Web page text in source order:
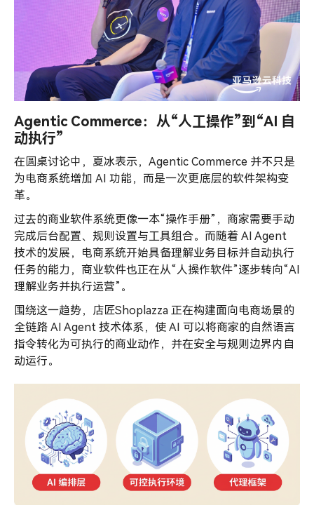
Agentic Commerce：从“人工操作”到“AI 自
动执行”
在圆桌讨论中，夏冰表示，Agentic Commerce 并不只是
为电商系统增加 AI 功能，而是一次更底层的软件架构变
革。
过去的商业软件系统更像一本“操作手册”，商家需要手动
完成后台配置、规则设置与工具组合。而随着 AI Agent
技术的发展，电商系统开始具备理解业务目标并自动执行
任务的能力，商业软件也正在从“人操作软件”逐步转向“AI
理解业务并执行运营”。
围绕这一趋势，店匠Shoplazza 正在构建面向电商场景的
全链路 AI Agent 技术体系，使 AI 可以将商家的自然语言
指令转化为可执行的商业动作，并在安全与规则边界内自
动运行。